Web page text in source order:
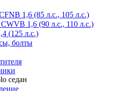
1,6 (85 л.с., 105 л.с.)
1,6 (90 л.с., 110 л.с.)
(125 л.с.)
болты
седан